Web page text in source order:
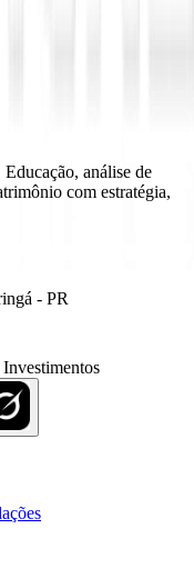
análise de
com estratégia,
- PR